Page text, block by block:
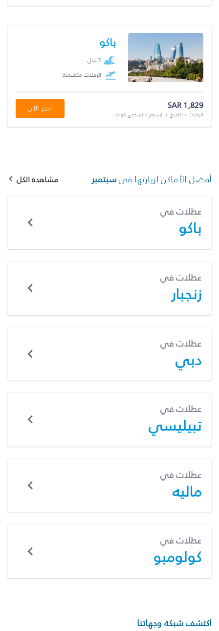
باكو
3 ليال
الرحلات متضمنة
SAR 1,829
الرحلات + الفندق + الرسوم / للشخص الواحد
احجز الآن
أفضل الأماكن لزيارتها فيسبتمبر مشاهدة الكل
عطلات في
باكو
عطلات في
زنجبار
عطلات في
دبي
عطلات في
تبيليسي
عطلات في
ماليه
عطلات في
كولومبو
اكتشف شبكة وجهاتنا